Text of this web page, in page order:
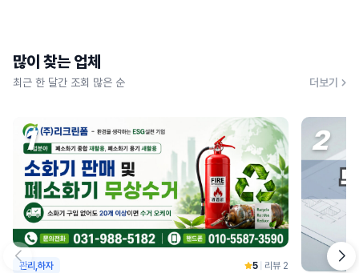
많이 찾는 업체
최근 한 달간 조회 많은 순 더보기
1
관리,하자 5 리뷰 2
2